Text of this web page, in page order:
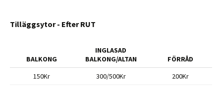
Tilläggsytor - Efter RUT
BALKONG
INGLASAD
BALKONG/ALTAN
FÖRRÅD
150Kr
300/500Kr 200Kr